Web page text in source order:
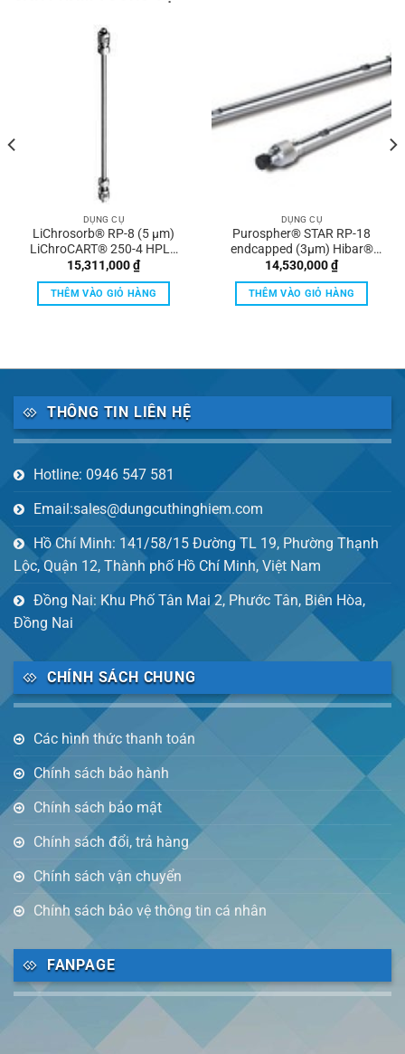
DỤNG CỤ
LiChrosorb® RP-8 (5 µm)
LiChroCART® 250-4 HPLC
cartridge Merck
15,311,000₫
THÊM VÀO GIỎ HÀNG
DỤNG CỤ
Purospher® STAR RP-18
endcapped (3µm) Hibar®
HR 100-2.1 UHPLC column
Merck
14,530,000₫
THÊM VÀO GIỎ HÀNG
THÔNG TIN LIÊN HỆ
Hotline: 0946 547 581
Email:sales@dungcuthinghiem.com
Hồ Chí Minh: 141/58/15 Đường TL 19, Phường Thạnh
Lộc, Quận 12, Thành phố Hồ Chí Minh, Việt Nam
Đồng Nai: Khu Phố Tân Mai 2, Phước Tân, Biên Hòa,
Đồng Nai
CHÍNH SÁCH CHUNG
Các hình thức thanh toán
Chính sách bảo hành
Chính sách bảo mật
Chính sách đổi, trả hàng
Chính sách vận chuyển
Chính sách bảo vệ thông tin cá nhân
FANPAGE